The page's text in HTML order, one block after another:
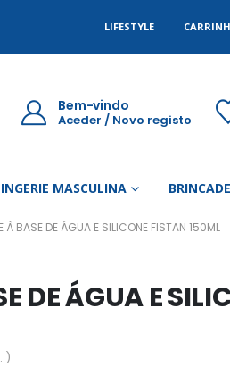
LIFESTYLE
Bem-vindo
Aceder / Novo registo
MASCULINA
À BASE DE ÁGUA E SILICONE FISTAN 150ML
DE ÁGUA E
)